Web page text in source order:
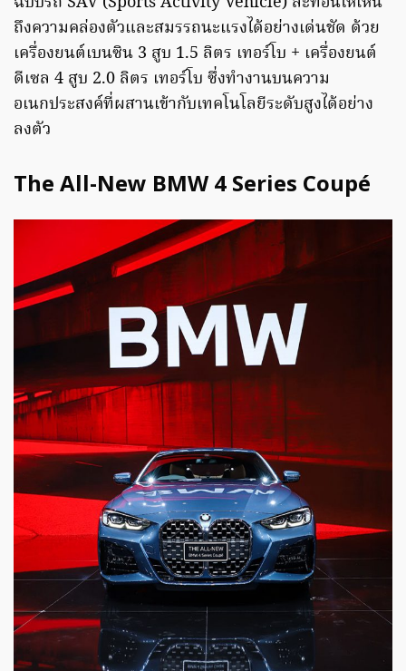
ถึงความคล่องตัวและสมรรถนะแรงได้อย่างเด่นชัด ด้วย
เครื่องยนต์เบนซิน 3 สูบ 1.5 ลิตร เทอร์โบ + เครื่องยนต์
ดีเซล 4 สูบ 2.0 ลิตร เทอร์โบ ซึ่งทำงานบนความ
อเนกประสงค์ที่ผสานเข้ากับเทคโนโลยีระดับสูงได้อย่าง
ลงตัว
The All-New BMW 4 Series Coupé